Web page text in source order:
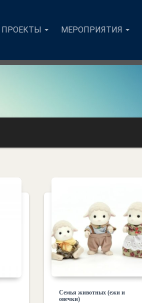
ПРОЕКТЫ МЕРОПРИЯТИЯ
Семья животных (ежи и
овечки)